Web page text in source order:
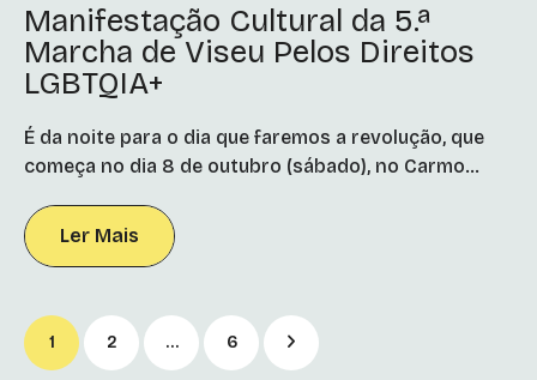
Manifestação Cultural da 5.ª
Marcha de Viseu Pelos Direitos
LGBTQIA+
É da noite para o dia que faremos a revolução, que
começa no dia 8 de outubro (sábado), no Carmo...
Ler Mais
1 2 … 6